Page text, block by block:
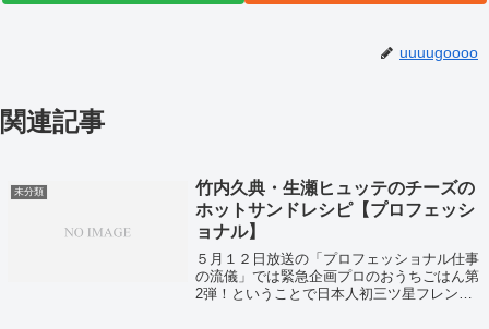
uuuugoooo
関連記事
未分類
竹内久典・生瀬ヒュッテのチーズの
ホットサンドレシピ【プロフェッシ
ョナル】
５月１２日放送の「プロフェッショナル仕事
の流儀」では緊急企画プロのおうちごはん第
2弾！ということで日本人初三ツ星フレンチ